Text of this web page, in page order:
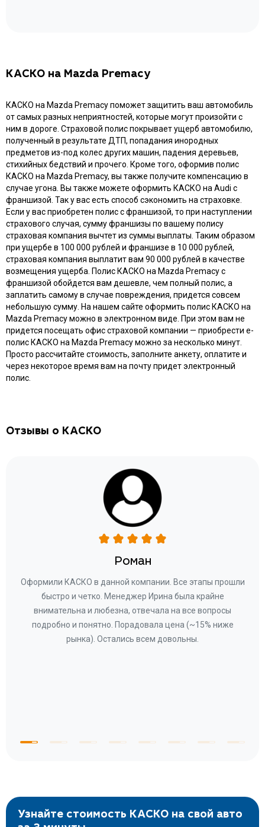
КАСКО на Mazda Premacy
КАСКО на Mazda Premacy поможет защитить ваш автомобиль
от самых разных неприятностей, которые могут произойти с
ним в дороге. Страховой полис покрывает ущерб автомобилю,
полученный в результате ДТП, попадания инородных
предметов из-под колес других машин, падения деревьев,
стихийных бедствий и прочего. Кроме того, оформив полис
КАСКО на Mazda Premacy, вы также получите компенсацию в
случае угона. Вы также можете оформить КАСКО на Audi с
франшизой. Так у вас есть способ сэкономить на страховке.
Если у вас приобретен полис с франшизой, то при наступлении
страхового случая, сумму франшизы по вашему полису
страховая компания вычтет из суммы выплаты. Таким образом
при ущербе в 100 000 рублей и франшизе в 10 000 рублей,
страховая компания выплатит вам 90 000 рублей в качестве
возмещения ущерба. Полис КАСКО на Mazda Premacy с
франшизой обойдется вам дешевле, чем полный полис, а
заплатить самому в случае повреждения, придется совсем
небольшую сумму. На нашем сайте оформить полис КАСКО на
Mazda Premacy можно в электронном виде. При этом вам не
придется посещать офис страховой компании — приобрести e-
полис КАСКО на Mazda Premacy можно за несколько минут.
Просто рассчитайте стоимость, заполните анкету, оплатите и
через некоторое время вам на почту придет электронный
полис.
Отзывы о КАСКО
Роман
Оформили КАСКО в данной компании. Все этапы прошли
быстро и четко. Менеджер Ирина была крайне
внимательна и любезна, отвечала на все вопросы
подробно и понятно. Порадовала цена (~15% ниже
рынка). Остались всем довольны.
Узнайте стоимость КАСКО на свой авто